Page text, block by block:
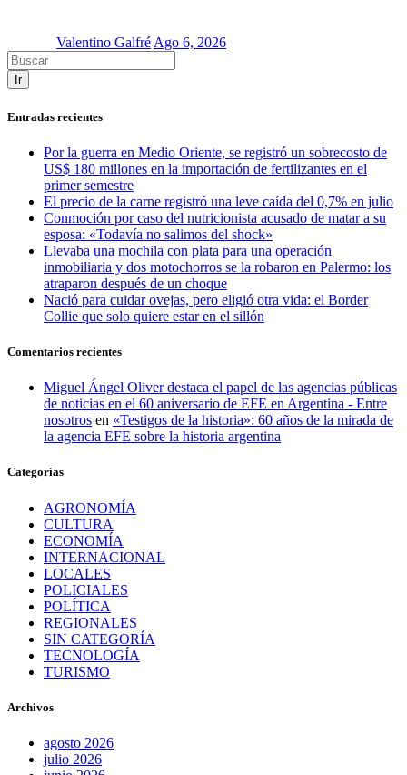
Valentino GalfréAgo 6, 2026
Ir
Entradas recientes
Por la guerra en Medio Oriente, se registró un sobrecosto de
US$ 180 millones en la importación de fertilizantes en el
primer semestre
El precio de la carne registró una leve caída del 0,7% en julio
Conmoción por caso del nutricionista acusado de matar a su
esposa: «Todavía no salimos del shock»
Llevaba una mochila con plata para una operación
inmobiliaria y dos motochorros se la robaron en Palermo: los
atraparon después de un choque
Nació para cuidar ovejas, pero eligió otra vida: el Border
Collie que solo quiere estar en el sillón
Comentarios recientes
Miguel Ángel Oliver destaca el papel de las agencias públicas
de noticias en el 60 aniversario de EFE en Argentina - Entre
nosotros en «Testigos de la historia»: 60 años de la mirada de
la agencia EFE sobre la historia argentina
Categorías
AGRONOMÍA
CULTURA
ECONOMÍA
INTERNACIONAL
LOCALES
POLICIALES
POLÍTICA
REGIONALES
SIN CATEGORÍA
TECNOLOGÍA
TURISMO
Archivos
agosto 2026
julio 2026